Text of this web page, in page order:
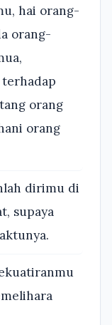
hai orang-
orang-
orang
orang
dirimu di
supaya